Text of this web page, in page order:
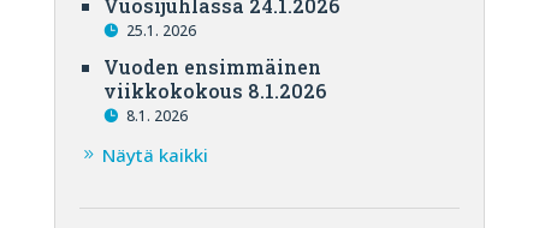
Vuosijuhlassa 24.1.2026
25.1. 2026
Vuoden ensimmäinen
viikkokokous 8.1.2026
8.1. 2026
Näytä kaikki